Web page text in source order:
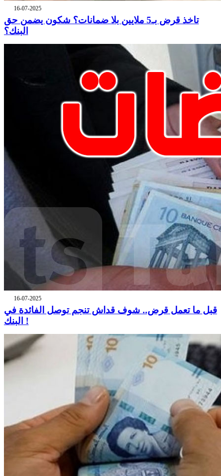
16-07-2025
تاخذ قرض بـ5 ملايين بلا ضمانات؟ شكون يضمن حق
البنك؟
16-07-2025
قبل ما تعمل قرض.. شوف قداش تنجم توصل الفائدة في
البنك !